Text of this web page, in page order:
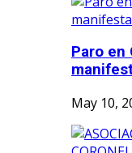
Paro en
May 10,